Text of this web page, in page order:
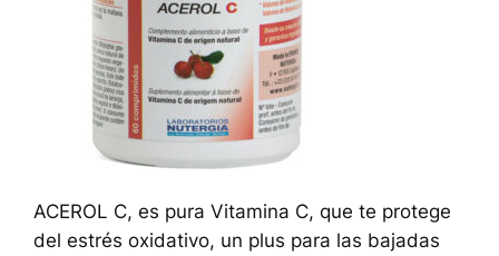
ACEROL C, es pura Vitamina C, que te protege
del estrés oxidativo, un plus para las bajadas